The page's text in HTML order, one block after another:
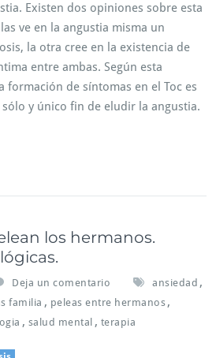
Existen dos opiniones sobre esta
ve en la angustia misma un
la otra cree en la existencia de
entre ambas. Según esta
formación de síntomas en el Toc es
y único fin de eludir la angustia.
los hermanos.
Deja un comentario ansiedad ,
familia , peleas entre hermanos ,
, salud mental , terapia